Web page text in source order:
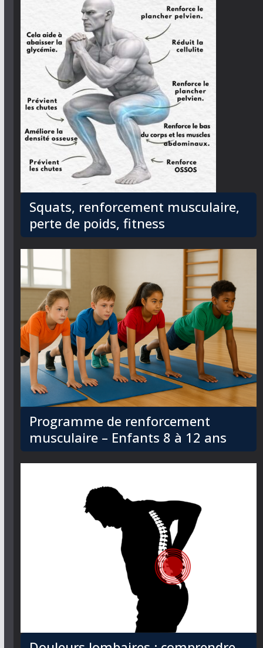
Squats, renforcement musculaire,
perte de poids, fitness
Programme de renforcement
musculaire – Enfants 8 à 12 ans